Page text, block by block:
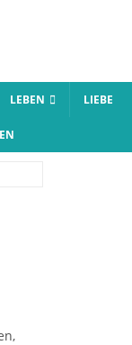
LEBEN LIEBE